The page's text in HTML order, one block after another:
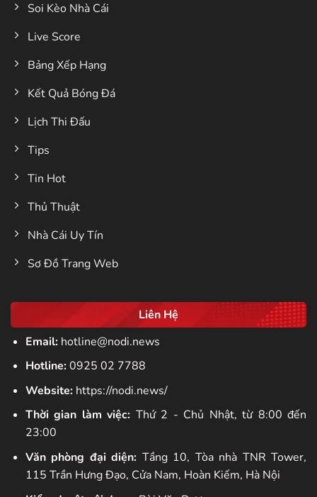
Soi Kèo Nhà Cái
Live Score
Bảng Xếp Hạng
Kết Quả Bóng Đá
Lịch Thi Đấu
Tips
Tin Hot
Thủ Thuật
Nhà Cái Uy Tín
Sơ Đồ Trang Web
Liên Hệ
Email: hotline@nodi.news
Hotline:0925 02 7788
Website: https://nodi.news/
Thời gian làm việc: Thứ 2 - Chủ Nhật, từ 8:00 đến
23:00
Văn phòng đại diện: Tầng 10, Tòa nhà TNR Tower,
115 Trần Hưng Đạo, Cửa Nam, Hoàn Kiếm, Hà Nội